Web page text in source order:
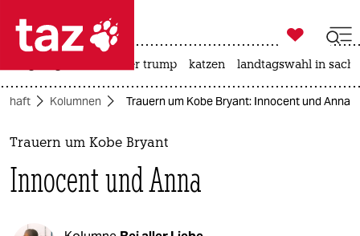
 taz zahl ich
taz zahl ich
themen
politik

taz zahl ich
usa unter trump katzen landtagswahl in
Kolumnen Trauern um Kobe Bryant: Innocent und Anna
Trauern um Kobe Bryant
Innocent und Anna